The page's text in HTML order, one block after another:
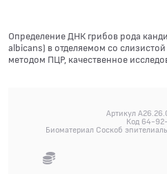
Определение ДНК грибов рода
albicans) в отделяемом со
методом ПЦР, качественное
Артикул
Код 64-
Биоматериал Соскоб